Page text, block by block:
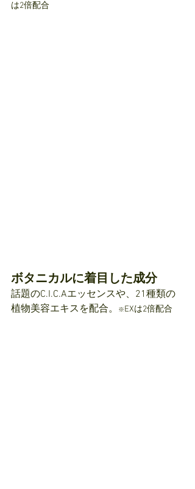
は2倍配合
ボタニカルに着目した成分
話題のC.I.C.Aエッセンスや、21種類の
植物美容エキスを配合。
※EXは2倍配合